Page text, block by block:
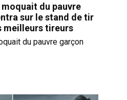
du pauvre
sur le stand de tir
meilleurs tireurs
du pauvre garçon